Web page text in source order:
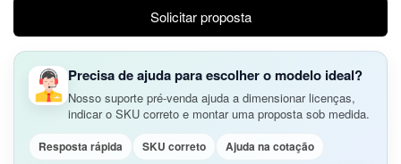
Solicitar proposta
Precisa de ajuda para escolher o modelo ideal?
Nosso suporte pré-venda ajuda a dimensionar licenças,
indicar o SKU correto e montar uma proposta sob medida.
Resposta rápida SKU correto Ajuda na cotação